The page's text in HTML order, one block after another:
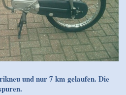
und nur 7 km gelaufen. Die